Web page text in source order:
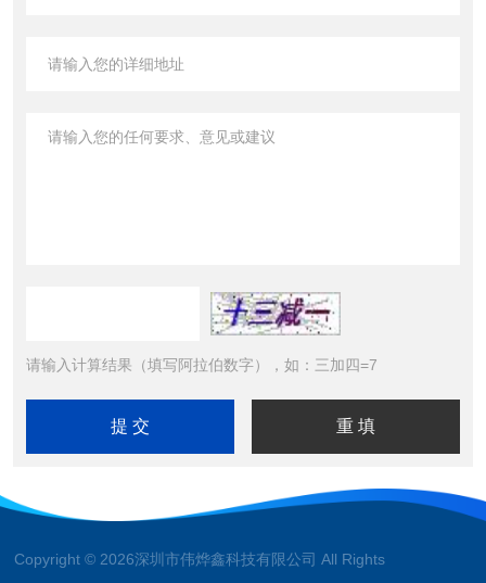
请输入计算结果（填写阿拉伯数字），如：三加四=7
Copyright © 2026深圳市伟烨鑫科技有限公司 All Rights